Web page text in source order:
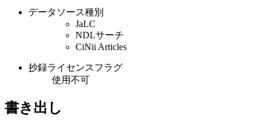
データソース種別
JaLC
NDLサーチ
CiNii Articles
抄録ライセンスフラグ
使用不可
書き出し